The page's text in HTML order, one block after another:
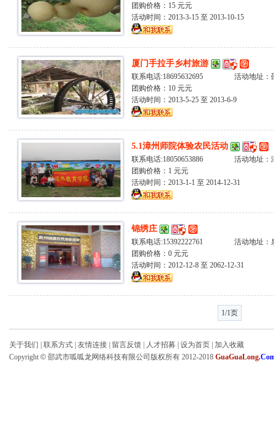
团购价格：15 元元
活动时间：2013-3-15 至 2013-10-15
厦门手拉手乡村旅游
联系电话:18695632695 活动地址：邵
团购价格：10 元元
活动时间：2013-5-25 至 2013-6-9
5.1漳州师院体验农民活动
联系电话:18050653886 活动地址：漳
团购价格：1 元元
活动时间：2013-1-1 至 2014-12-31
锦绣庄
联系电话:15392222761 活动地址：
团购价格：0 元元
活动时间：2012-12-8 至 2062-12-31
1/1页
关于我们 联系方式 友情连接 留言反馈 人才招募 设为首页
加入收藏
Copyright © 邵武市呱呱龙网络科技有限公司版权所有 2012-2018 GuaGuaLong